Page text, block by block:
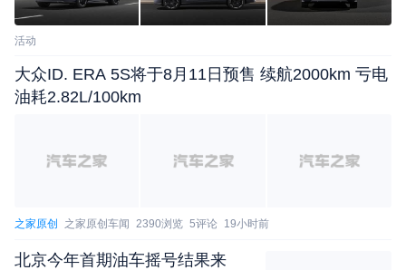
活动
大众ID. ERA 5S将于8月11日预售 续航2000km 亏电
油耗2.82L/100km
之家原创 之家原创车闻 2390浏览 5评论 19小时前
北京今年首期油车摇号结果来